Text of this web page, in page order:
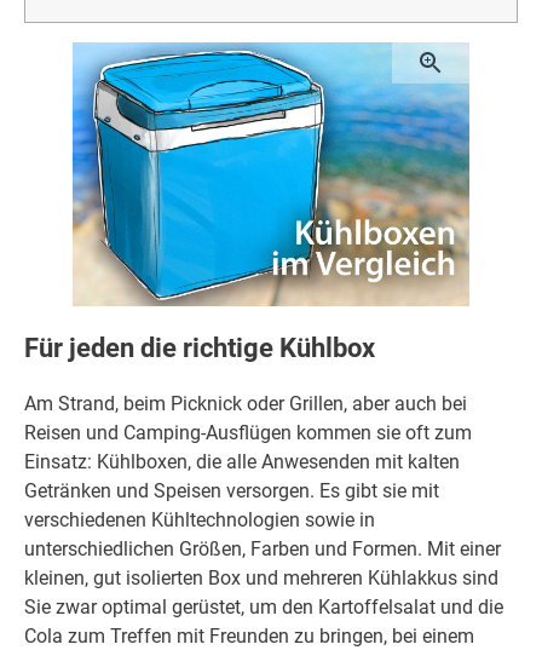
Für jeden die richtige Kühlbox
Am Strand, beim Picknick oder Grillen, aber auch bei
Reisen und Camping-Ausflügen kommen sie oft zum
Einsatz: Kühlboxen, die alle Anwesenden mit kalten
Getränken und Speisen versorgen. Es gibt sie mit
verschiedenen Kühltechnologien sowie in
unterschiedlichen Größen, Farben und Formen. Mit einer
kleinen, gut isolierten Box und mehreren Kühlakkus sind
Sie zwar optimal gerüstet, um den Kartoffelsalat und die
Cola zum Treffen mit Freunden zu bringen, bei einem